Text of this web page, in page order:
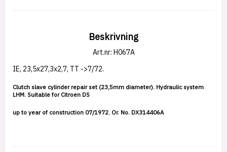
Beskrivning
Art.nr: H067A
IE, 23,5x27,3x2,7, TT ->7/72.
Clutch slave cylinder repair set (23,5mm diameter). Hydraulic system
LHM. Suitable for Citroen DS
up to year of construction 07/1972. Or. No. DX314406A